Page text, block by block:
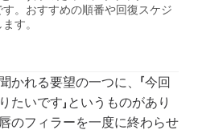
。おすすめの順番や回復スケジ
す。
かれる要望の一つに、「今回
たいです」というものがあり
のフィラーを一度に終わらせ